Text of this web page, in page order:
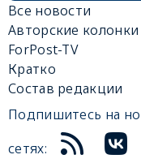
Все новости
Авторские колонки
ForPost-TV
Кратко
Состав редакции
Подпишитесь на
сетях: